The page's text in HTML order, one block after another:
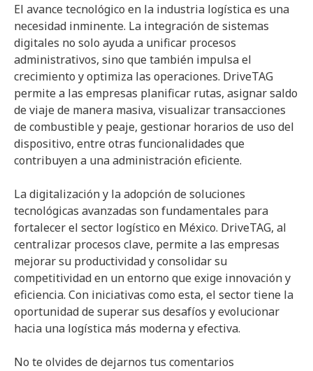
El avance tecnológico en la industria logística es una
necesidad inminente. La integración de sistemas
digitales no solo ayuda a unificar procesos
administrativos, sino que también impulsa el
crecimiento y optimiza las operaciones. DriveTAG
permite a las empresas planificar rutas, asignar saldo
de viaje de manera masiva, visualizar transacciones
de combustible y peaje, gestionar horarios de uso del
dispositivo, entre otras funcionalidades que
contribuyen a una administración eficiente.
La digitalización y la adopción de soluciones
tecnológicas avanzadas son fundamentales para
fortalecer el sector logístico en México. DriveTAG, al
centralizar procesos clave, permite a las empresas
mejorar su productividad y consolidar su
competitividad en un entorno que exige innovación y
eficiencia. Con iniciativas como esta, el sector tiene la
oportunidad de superar sus desafíos y evolucionar
hacia una logística más moderna y efectiva.
No te olvides de dejarnos tus comentarios